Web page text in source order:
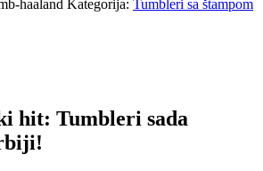
haaland Kategorija: Tumbleri sa štampom
hit: Tumbleri sada